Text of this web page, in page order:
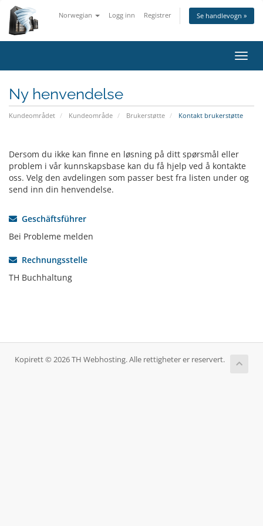
Norwegian Logg inn Registrer Se handlevogn »
Bytt
Ny henvendelse
Kundeområdet Kundeområde Brukerstøtte Kontakt brukerstøtte
Dersom du ikke kan finne en løsning på ditt spørsmål eller
problem i vår kunnskapsbase kan du få hjelp ved å kontakte
oss. Velg den avdelingen som passer best fra listen under og
send inn din henvendelse.
Geschäftsführer
Bei Probleme melden
Rechnungsstelle
TH Buchhaltung
Kopirett © 2026 TH Webhosting. Alle rettigheter er reservert.